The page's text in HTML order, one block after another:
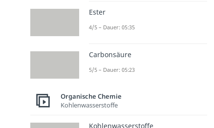
Ester
4/5 – Dauer: 05:35
Carbonsäure
5/5 – Dauer: 05:23
Organische Chemie
Kohlenwasserstoffe
Kohlenwasserstoffe